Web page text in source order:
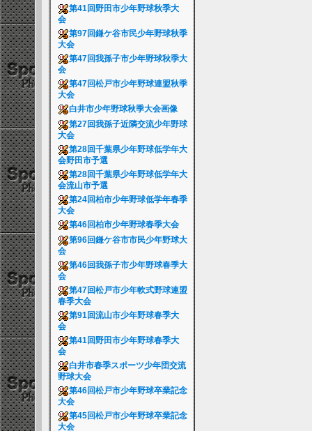
第41回野田市少年野球秋季大
会
第97回鎌ケ谷市民少年野球秋季
大会
第47回我孫子市少年野球秋季大
会
第47回松戸市少年野球連盟秋季
大会
白井市少年野球秋季大会画像
第27回我孫子近隣交流少年野球
大会
第28回千葉県少年野球低学年大
会野田市予選
第28回千葉県少年野球低学年大
会流山市予選
第24回柏市少年野球低学年春季
大会
第46回柏市少年野球春季大会
第96回鎌ケ谷市市民少年野球大
会
第46回我孫子市少年野球春季大
会
第47回松戸市少年軟式野球連盟
春季大会
第91回流山市少年野球春季大
会
第41回野田市少年野球春季大
会
白井市春季スポーツ少年団交流
野球大会
第46回松戸市少年野球卒業記念
大会
第45回松戸市少年野球卒業記念
大会